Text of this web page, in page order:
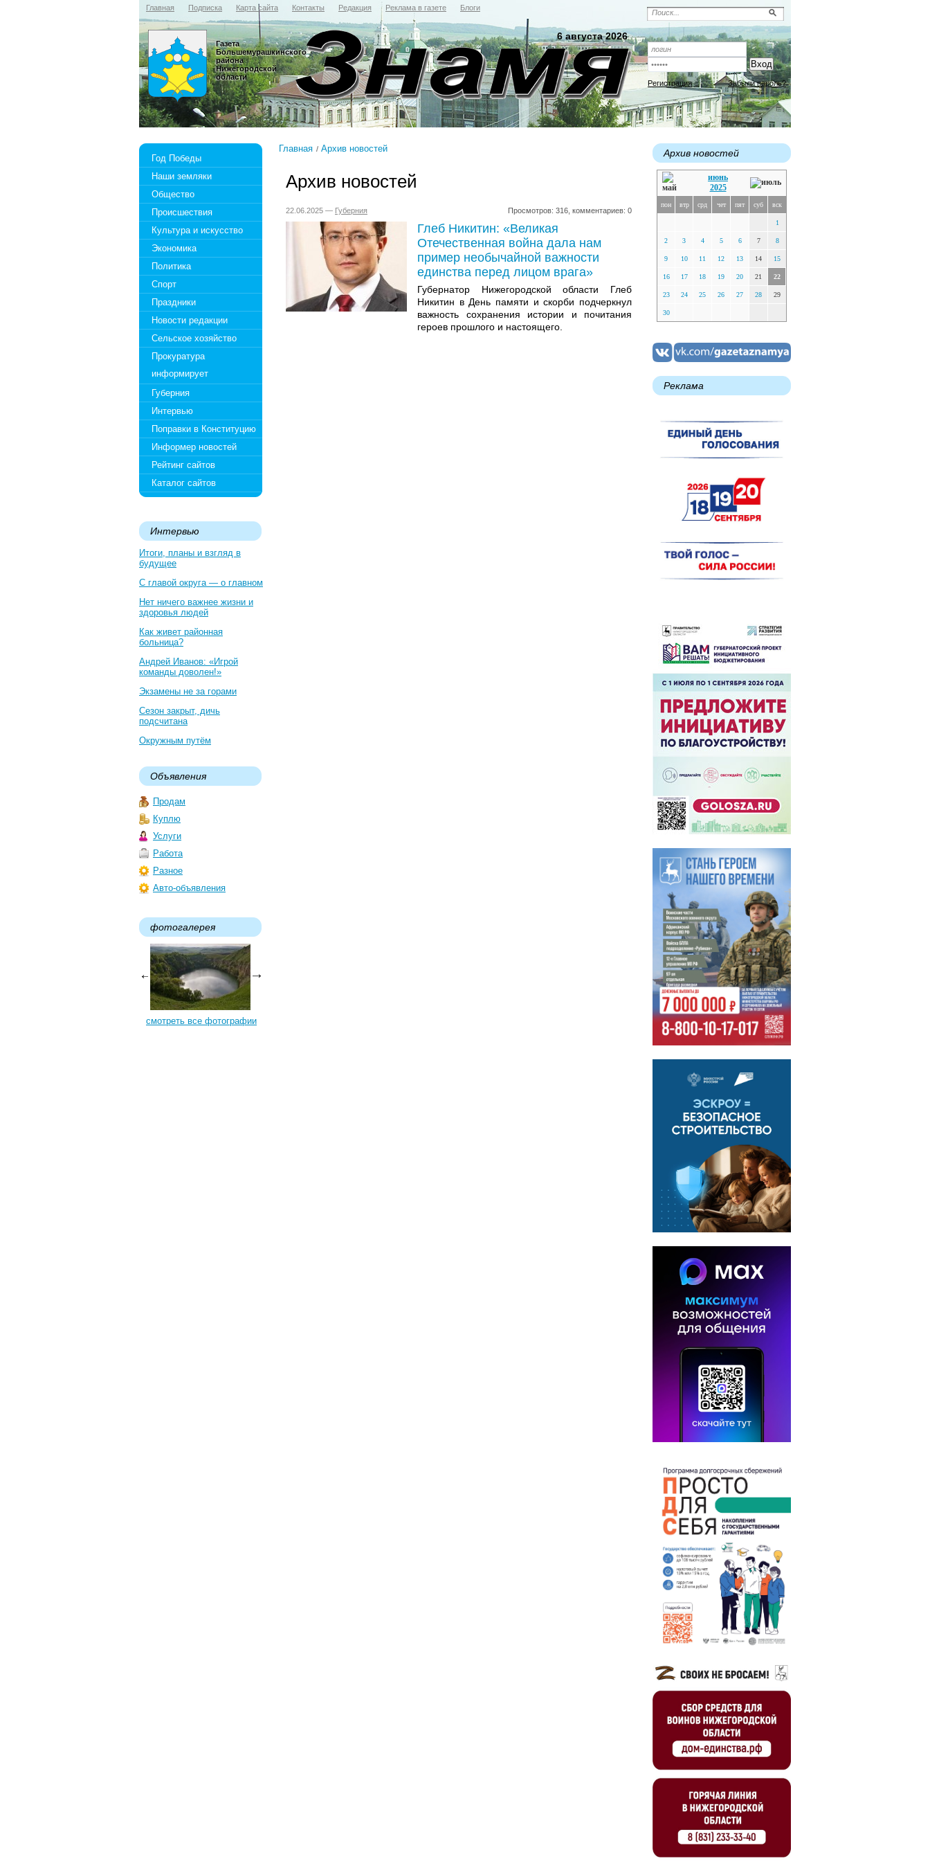
Главная Подписка Карта сайта Контакты Редакция Реклама в газете Блоги
Регистрация Забыли пароль?
6 августа 2026
Газета
Большемурашкинского
района
Нижегородской
области
Год Победы
Наши земляки
Общество
Происшествия
Культура и искусство
Экономика
Политика
Спорт
Праздники
Новости редакции
Сельское хозяйство
Прокуратура
информирует
Губерния
Интервью
Поправки в Конституцию
Информер новостей
Рейтинг сайтов
Каталог сайтов
Интервью
Итоги, планы и взгляд в
будущее
С главой округа — о главном
Нет ничего важнее жизни и
здоровья людей
Как живет районная
больница?
Андрей Иванов: «Игрой
команды доволен!»
Экзамены не за горами
Сезон закрыт, дичь
подсчитана
Окружным путём
Объявления
Продам
Куплю
Услуги
Работа
Разное
Авто-объявления
фотогалерея
смотреть все фотографии
Главная Архив новостей
Архив новостей
22.06.2025 — Губерния Просмотров: 316, комментариев: 0
Глеб Никитин: «Великая
Отечественная война дала нам
пример необычайной важности
единства перед лицом врага»
Губернатор Нижегородской области Глеб
Никитин в День памяти и скорби подчеркнул
важность сохранения истории и почитания
героев прошлого и настоящего.
Архив новостей
июнь
2025
пон втр срд чет пят суб вск
1
2 3 4 5 6 7 8
9 10 11 12 13 14 15
16 17 18 19 20 21 22
23 24 25 26 27 28 29
30
Реклама